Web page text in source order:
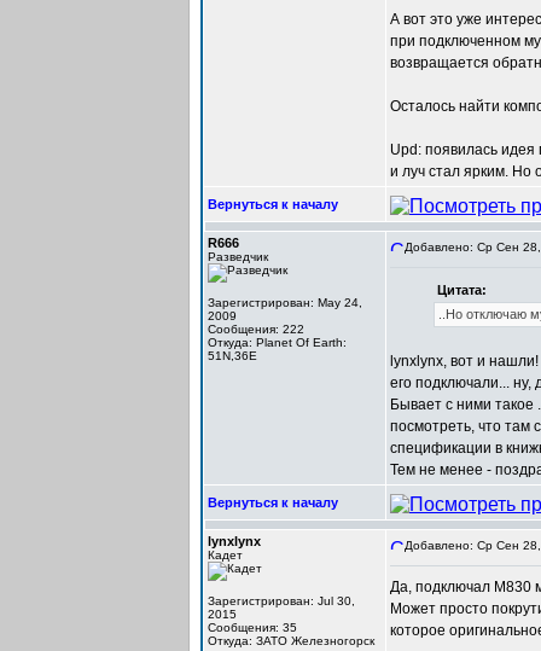
А вот это уже
при подключенном
возвращается
Осталось найти
Upd: появилась идея
и луч стал ярким. Но
Вернуться к началу
R666
Разведчик
Зарегистрирован: May 24,
2009
Сообщения: 222
Откуда: Planet Of Earth:
51N,36E
Добавлено: Ср Сен
Цитата:
..Но отключаю
lynxlynx, вот и
его подключали...
Бывает с ними такое
посмотреть, что там
спецификации в
Тем не менее -
Вернуться к началу
lynxlynx
Кадет
Зарегистрирован: Jul 30,
2015
Сообщения: 35
Откуда: ЗАТО Железногорск
Добавлено: Ср Сен
Да, подключал M830
Может просто
которое